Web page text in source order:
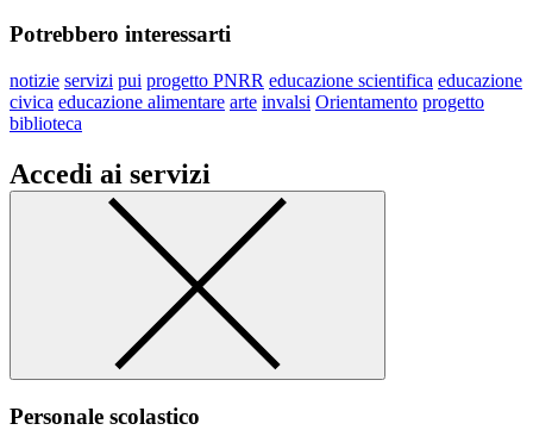
Potrebbero interessarti
notizie servizi pui progetto PNRR educazione scientifica educazione
civica educazione alimentare arte invalsi Orientamento progetto
biblioteca
Accedi ai servizi
Personale scolastico